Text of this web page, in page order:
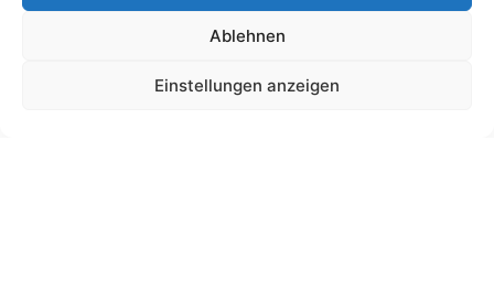
Ablehnen
Einstellungen anzeigen
Schultütendesign „Janis“